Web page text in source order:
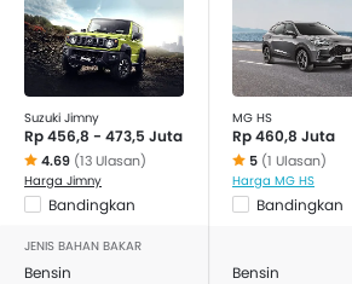
Suzuki Jimny
Rp 456,8 - 473,5 Juta
4.69 (13 Ulasan)
Harga Jimny
Bandingkan
MG HS
Rp 460,8 Juta
5 (1 Ulasan)
Harga MG HS
Bandingkan
JENIS BAHAN BAKAR
Bensin Bensin